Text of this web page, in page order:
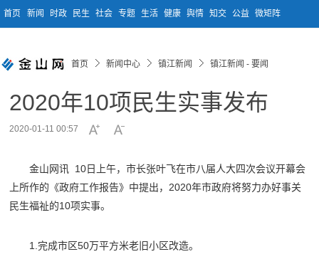
首页 新闻 时政 民生 社会 专题 生活 健康 舆情 知交 公益 微矩阵
首页 新闻中心 镇江新闻 镇江新闻 - 要闻
2020年10项民生实事发布
2020-01-11 00:57
金山网讯 10日上午，市长张叶飞在市八届人大四次会议开幕会
上所作的《政府工作报告》中提出，2020年市政府将努力办好事关
民生福祉的10项实事。
1.完成市区50万平方米老旧小区改造。